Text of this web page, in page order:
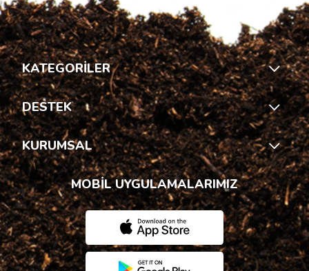
KATEGORİLER
DESTEK
KURUMSAL
MOBİL UYGULAMALARIMIZ